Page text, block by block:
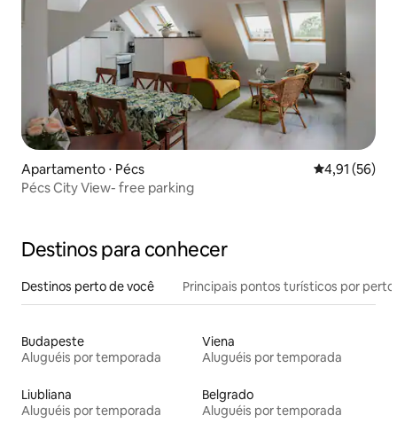
Apartamento ⋅ Pécs 4,91 de uma
4,91 (56)
Pécs City View- free parking
Destinos para conhecer
Destinos perto de você Principais pontos turísticos por perto
Budapeste
Aluguéis por temporada
Viena
Aluguéis por temporada
Liubliana
Aluguéis por temporada
Belgrado
Aluguéis por temporada